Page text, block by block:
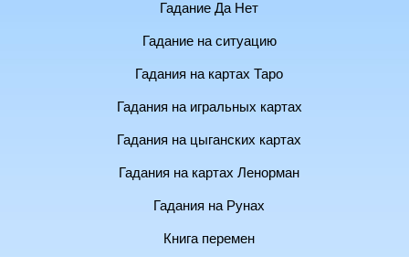
Гадание Да Нет
Гадание на ситуацию
Гадания на картах Таро
Гадания на игральных картах
Гадания на цыганских картах
Гадания на картах Ленорман
Гадания на Рунах
Книга перемен